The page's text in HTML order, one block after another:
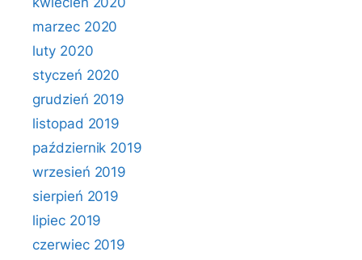
marzec 2020
luty 2020
styczeń 2020
grudzień 2019
listopad 2019
październik 2019
wrzesień 2019
sierpień 2019
lipiec 2019
czerwiec 2019